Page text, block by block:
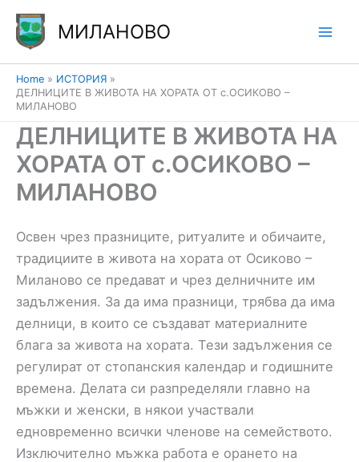
Skip
content
МИЛАНОВО
Home
ИСТОРИЯ
ДЕЛНИЦИТЕ В ЖИВОТА НА ХОРАТА ОТ с.ОСИКОВО –
МИЛАНОВО
ДЕЛНИЦИТЕ В ЖИВОТА НА
ХОРАТА ОТ с.ОСИКОВО –
МИЛАНОВО
Освен чрез празниците, ритуалите и обичаите,
традициите в живота на хората от Осиково –
Миланово се предават и чрез делничните им
задължения. За да има празници, трябва да има
делници, в които се създават материалните
блага за живота на хората. Тези задължения се
регулират от стопанския календар и годишните
времена. Делата си разпределяли главно на
мъжки и женски, в някои участвали
едновременно всички членове на семейството.
Изключително мъжка работа е орането на